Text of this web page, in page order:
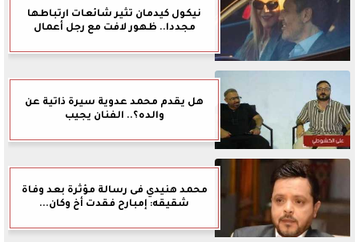
نيكول كيدمان تثير شائعات ارتباطها
مجددا.. ظهور لافت مع رجل أعمال
هل يقدم محمد عدوية سيرة ذاتية عن
والده؟.. الفنان يجيب
محمد هنيدي فى رسالة مؤثرة بعد وفاة
شقيقه: إمبارح فقدت أخ وكان...